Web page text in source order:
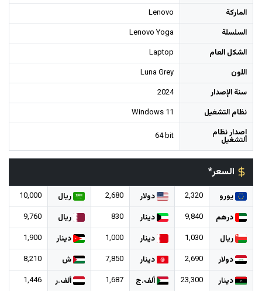
الماركة
Lenovo
السلسلة
Lenovo Yoga
الشكل العام
Laptop
اللون
Luna Grey
سنة الإصدار
2024
نظام التشغيل
Windows 11
إصدار نظام
التشغيل 64 bit
السعر*
يورو 2,320 دولار 2,680 ريال
10,000
درهم
9,840 دينار 830 ريال
9,760
ريال
1,030 دينار 1,000 دينار
1,900
دولار
2,690 دينار 7,850 ش
8,210
دينار
23,300 ألف.ج 1,687 ألف.ر 1,446